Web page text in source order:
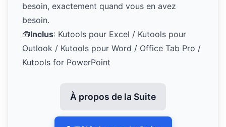
besoin, exactement quand vous en avez
besoin.
🧰Inclus: Kutools pour Excel / Kutools pour
Outlook / Kutools pour Word / Office Tab Pro /
Kutools for PowerPoint
À propos de la Suite